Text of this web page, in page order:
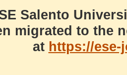
Salento
migrated to the
at https://